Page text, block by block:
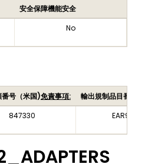
安全保障機能安全
No
号（米国)免責事項:
輸出規制品目番号
847330 EAR99